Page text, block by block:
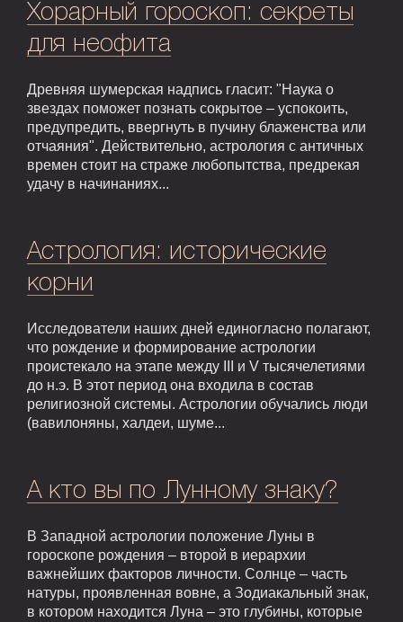
Хорарный гороскоп: секреты
для неофита
Древняя шумерская надпись гласит: "Наука о
звездах поможет познать сокрытое – успокоить,
предупредить, ввергнуть в пучину блаженства или
отчаяния". Действительно, астрология с античных
времен стоит на страже любопытства, предрекая
удачу в начинаниях...
Астрология: исторические
корни
Исследователи наших дней единогласно полагают,
что рождение и формирование астрологии
проистекало на этапе между III и V тысячелетиями
до н.э. В этот период она входила в состав
религиозной системы. Астрологии обучались люди
(вавилоняны, халдеи, шуме...
А кто вы по Лунному знаку?
В Западной астрологии положение Луны в
гороскопе рождения – второй в иерархии
важнейших факторов личности. Солнце – часть
натуры, проявленная вовне, а Зодиакальный знак,
в котором находится Луна – это глубины, которые